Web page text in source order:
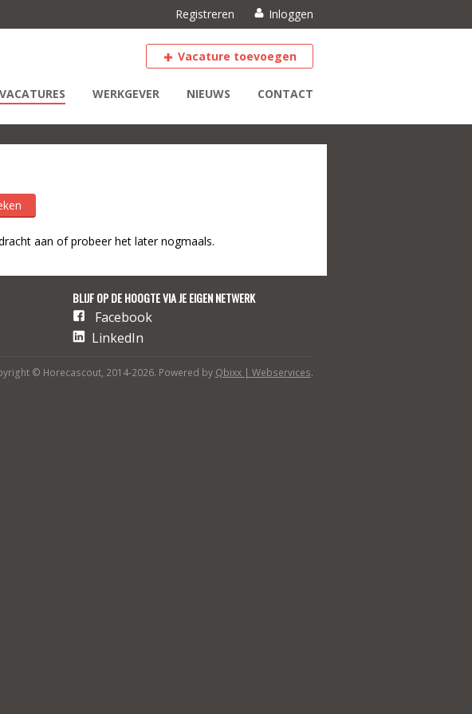
Registreren Inloggen
Vacature toevoegen
VACATURES WERKGEVER NIEUWS CONTACT
aan of probeer het later nogmaals.
BLIJF OP DE HOOGTE VIA JE EIGEN NETWERK
Facebook
LinkedIn
© Horecascout, 2014-2026. Powered by Qbixx | Webservices.